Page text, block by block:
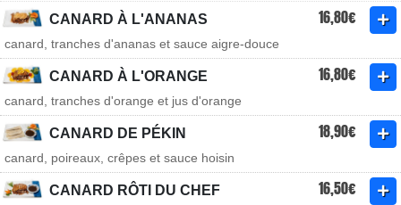
CANARD À L'ANANAS 16,80€
canard, tranches d'ananas et sauce aigre-douce
CANARD À L'ORANGE 16,80€
canard, tranches d'orange et jus d'orange
CANARD DE PÉKIN 18,90€
canard, poireaux, crêpes et sauce hoisin
CANARD RÔTI DU CHEF 16,50€